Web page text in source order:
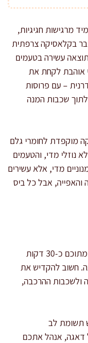
מרגישות חגיגיות,
בקלאסיקה צרפתית
עשירה בטעמים
אוהבת לקחת את
– עם פרוסות
שכבות המנה
מוקפדת לחומרי גלם
נוזלי מדי, והטעמים
מדי, אלא עשירים
אבל כל ביס
זמן ההכנה הכולל הוא כשעה ו-45 דקות, מתוכם כ-30 דקות
חשוב להקדיש את
ולשכבות ההרכבה,
תשומת לב
דאגה, אנהל אתכם